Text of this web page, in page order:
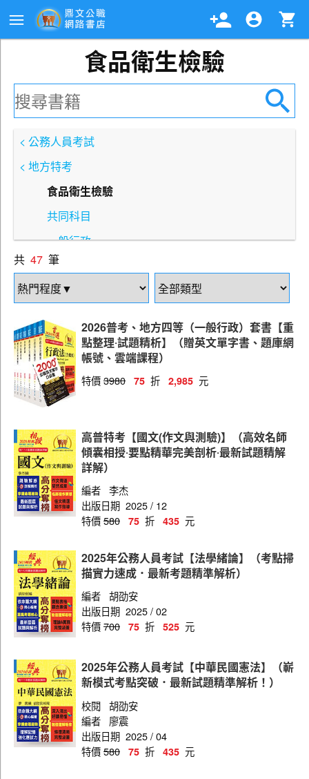
食品衛生檢驗
< 公務人員考試
< 地方特考
食品衛生檢驗
共同科目
一般行政
人事行政
財稅行政
交通行政
社會行政
教育行政
社會工作
公職社會工作師
地政
客家事務行政
財經廉政
商業行政
統計
會計
審計
經建行政
資訊處理
電力工程
共 47 筆
2026普考、地方四等（一般行政）套書【重
點整理‧試題精析】（贈英文單字書、題庫網
帳號、雲端課程）
特價3980 75 折 2,985 元
高普特考【國文(作文與測驗)】（高效名師
傾囊相授‧要點精華完美剖析‧最新試題精解
詳解）
編者 李杰
出版日期 2025 / 12
特價580 75 折 435 元
2025年公務人員考試【法學緒論】（考點掃
描實力速成．最新考題精準解析）
編者 胡劭安
出版日期 2025 / 02
特價700 75 折 525 元
2025年公務人員考試【中華民國憲法】（嶄
新模式考點突破．最新試題精準解析！）
校閱 胡劭安
編者
廖震
出版日期 2025 / 04
特價580 75 折 435 元